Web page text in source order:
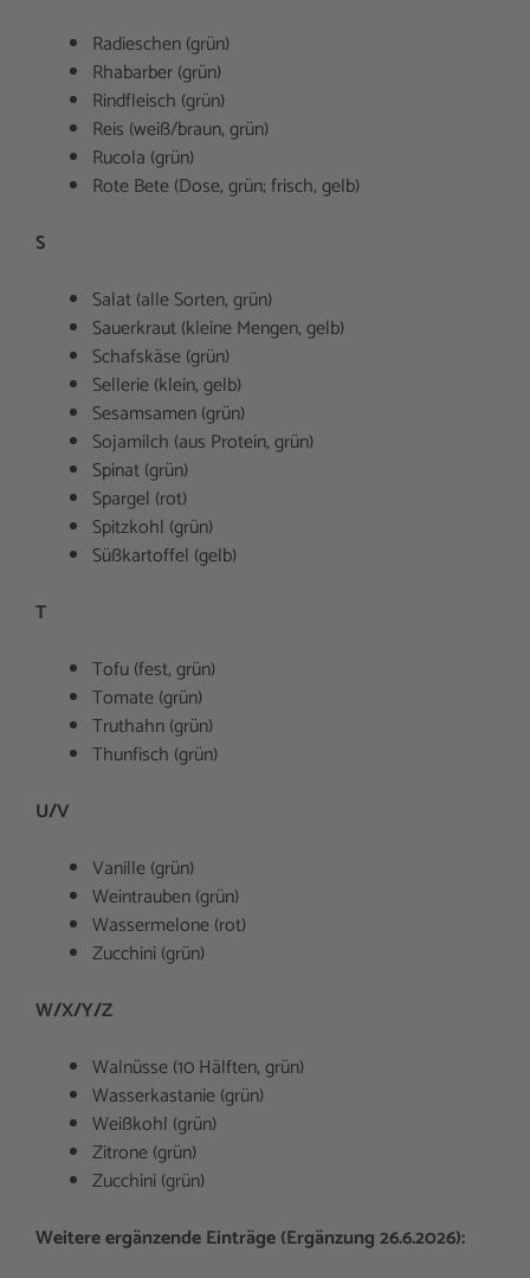
Radieschen (grün)
Rhabarber (grün)
Rindfleisch (grün)
Reis (weiß/braun, grün)
Rucola (grün)
Rote Bete (Dose, grün; frisch, gelb)
S
Salat (alle Sorten, grün)
Sauerkraut (kleine Mengen, gelb)
Schafskäse (grün)
Sellerie (klein, gelb)
Sesamsamen (grün)
Sojamilch (aus Protein, grün)
Spinat (grün)
Spargel (rot)
Spitzkohl (grün)
Süßkartoffel (gelb)
T
Tofu (fest, grün)
Tomate (grün)
Truthahn (grün)
Thunfisch (grün)
U/V
Vanille (grün)
Weintrauben (grün)
Wassermelone (rot)
Zucchini (grün)
W/X/Y/Z
Walnüsse (10 Hälften, grün)
Wasserkastanie (grün)
Weißkohl (grün)
Zitrone (grün)
Zucchini (grün)
Weitere ergänzende Einträge (Ergänzung 26.6.2026):